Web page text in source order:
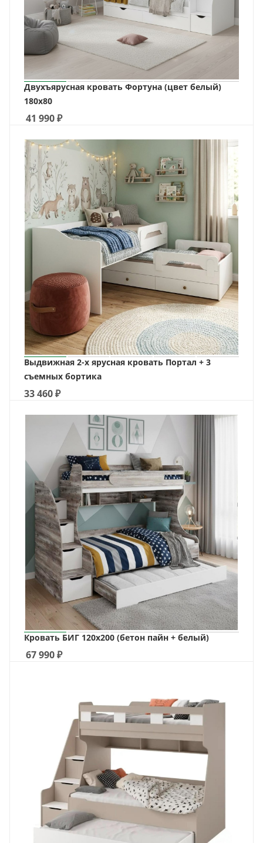
Двухъярусная кровать Фортуна (цвет белый)
180х80
41 990₽
Выдвижная 2-х ярусная кровать Портал + 3
съемных бортика
33 460₽
Кровать БИГ 120х200 (бетон пайн + белый)
67 990₽